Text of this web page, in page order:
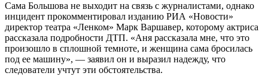
Сама Большова не выходит на связь с журналистами, однако
инцидент прокомментировал изданию РИА «Новости»
директор театра «Ленком» Марк Варшавер, которому актриса
рассказала подробности ДТП. «Аня рассказала мне, что это
произошло в сплошной темноте, и женщина сама бросилась
под ее машину», — заявил он и выразил надежду, что
следователи учтут эти обстоятельства.